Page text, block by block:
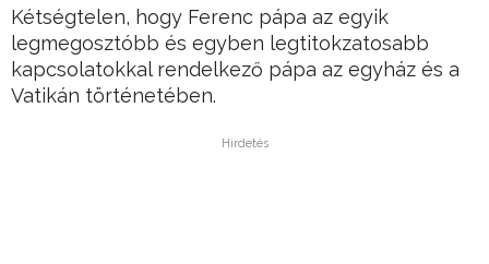
Kétségtelen, hogy Ferenc pápa az egyik
legmegosztóbb és egyben legtitokzatosabb
kapcsolatokkal rendelkező pápa az egyház és a
Vatikán történetében.
Hirdetés